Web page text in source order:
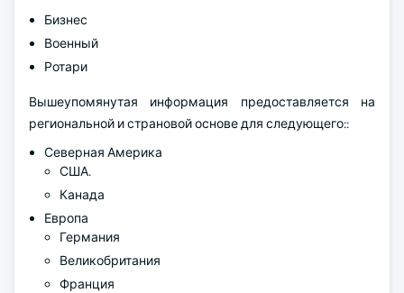
Бизнес
Военный
Ротари
Вышеупомянутая информация предоставляется на
региональной и страновой основе для следующего::
Северная Америка
США.
Канада
Европа
Германия
Великобритания
Франция